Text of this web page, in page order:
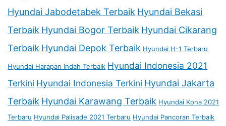
Hyundai Jabodetabek Terbaik Hyundai Bekasi
Terbaik Hyundai Bogor Terbaik Hyundai Cikarang
Terbaik Hyundai Depok Terbaik Hyundai H-1 Terbaru
Hyundai Harapan Indah Terbaik Hyundai Indonesia 2021
Terkini Hyundai Indonesia Terkini Hyundai Jakarta
Terbaik Hyundai Karawang Terbaik Hyundai Kona 2021
Terbaru Hyundai Palisade 2021 Terbaru Hyundai Pancoran Terbaik